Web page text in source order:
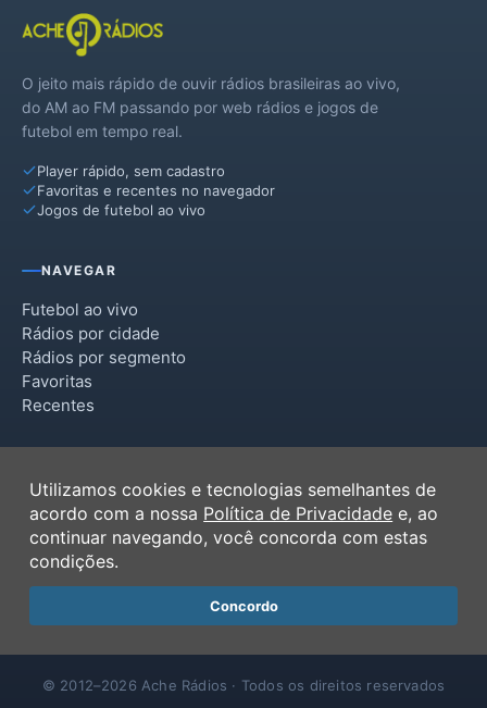
O jeito mais rápido de ouvir rádios brasileiras ao vivo,
do AM ao FM passando por web rádios e jogos de
futebol em tempo real.
Player rápido, sem cadastro
Favoritas e recentes no navegador
Jogos de futebol ao vivo
NAVEGAR
Futebol ao vivo
Rádios por cidade
Rádios por segmento
Favoritas
Recentes
Termos de Uso
Política de Privacidade
Ferramentas
Contato
© 2012–2026 Ache Rádios · Todos os direitos reservados
Utilizamos cookies e tecnologias semelhantes de
acordo com a nossa Política de Privacidade e, ao
continuar navegando, você concorda com estas
condições.
Concordo